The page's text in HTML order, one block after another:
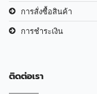
การสั่งซื้อสินค้า
การชำระเงิน
ติดต่อเรา